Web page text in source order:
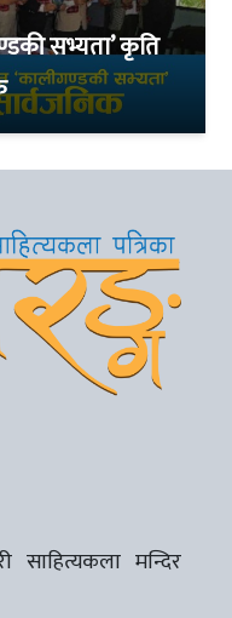
सभ्यता’ कृति
साहित्यकला मन्दिर